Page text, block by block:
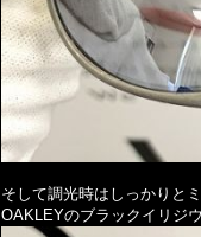
そして調光時はしっかりと
OAKLEYのブラックイリジ